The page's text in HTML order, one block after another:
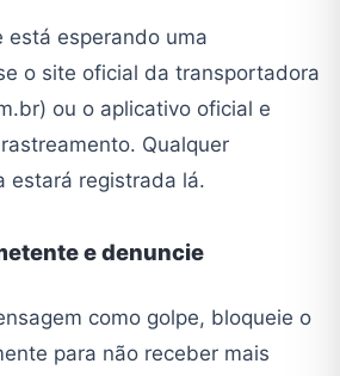
está esperando uma
o site oficial da transportadora
ou o aplicativo oficial e
Qualquer
estará registrada lá.
e denuncie
como golpe, bloqueie o
para não receber mais